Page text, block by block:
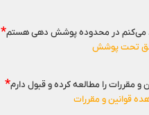
می‌کنم در محدوده پوشش دهی هستم*
تحت پوشش
و مقررات را مطالعه کرده و قبول دارم*
قوانین و مقررات